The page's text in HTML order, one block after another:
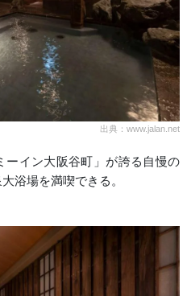
出典：www.jalan.net
イン大阪谷町」が誇る自慢の
浴場を満喫できる。